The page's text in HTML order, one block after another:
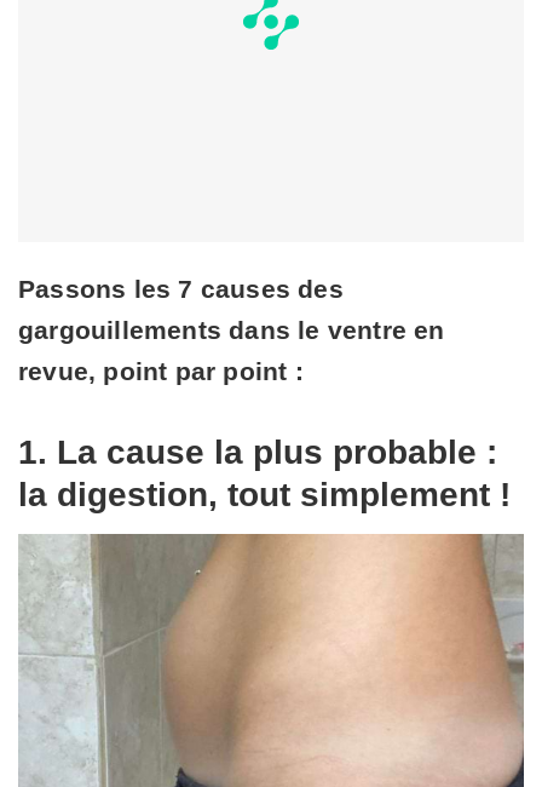
Passons les 7 causes des
gargouillements dans le ventre en
revue, point par point :
1. La cause la plus probable :
la digestion, tout simplement !